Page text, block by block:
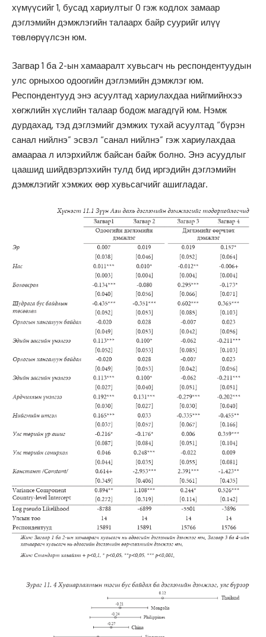
хүмүүсийг 1, бусад хариултыг 0 гэж кодлох замаар
дэглэмийн дэмжлэгийн талаарх байр суурийг илүү
төвлөрүүлсэн юм.
Загвар 1 ба 2-ын хамааралт хувьсагч нь респондентуудын
улс орныхоо одоогийн дэглэмийн дэмжлэг юм.
Респондентууд энэ асуултад хариулахдаа нийгмийнхээ
хөгжлийн хүслийн талаар бодож магадгүй юм. Нэмж
дурдахад, тэд дэглэмийг дэмжих тухай асуултад “бүрэн
санал нийлнэ” эсвэл “санал нийлнэ” гэж хариулахдаа
амаараа л илэрхийлж байсан байж болно. Энэ асуудлыг
цаашид шийдвэрлэхийн тулд бид иргэдийн дэглэмийн
дэмжлэгийг хэмжих өөр хувьсагчийг ашигладаг.